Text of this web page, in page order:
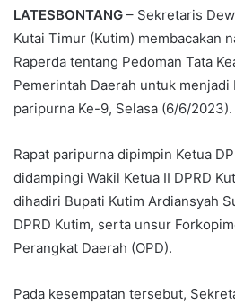
LATESBONTANG – Sekretaris
Kutai Timur (Kutim) membacakan
Raperda tentang Pedoman Tata
Pemerintah Daerah untuk menjadi
paripurna Ke-9, Selasa (6/6/2023).
Rapat paripurna dipimpin Ketua
didampingi Wakil Ketua II DPRD
dihadiri Bupati Kutim Ardiansyah
DPRD Kutim, serta unsur
Perangkat Daerah (OPD).
Pada kesempatan tersebut,